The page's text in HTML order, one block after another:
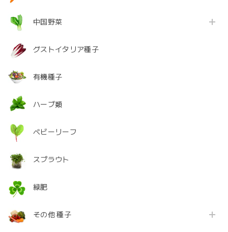
中国野菜
グストイタリア種子
有機種子
ハーブ類
ベビーリーフ
スプラウト
緑肥
その他 種子